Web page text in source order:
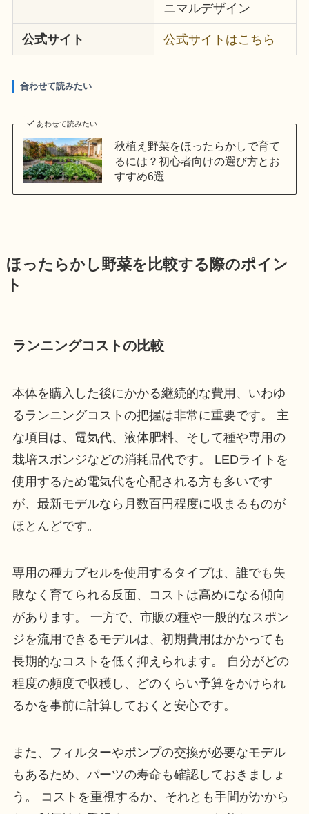
ニマルデザイン
公式サイト 公式サイトはこちら
合わせて読みたい
あわせて読みたい
秋植え野菜をほったらかしで育て
るには？初心者向けの選び方とお
すすめ6選
ほったらかし野菜を比較する際のポイン
ト
ランニングコストの比較
本体を購入した後にかかる継続的な費用、いわゆ
るランニングコストの把握は非常に重要です。 主
な項目は、電気代、液体肥料、そして種や専用の
栽培スポンジなどの消耗品代です。 LEDライトを
使用するため電気代を心配される方も多いです
が、最新モデルなら月数百円程度に収まるものが
ほとんどです。
専用の種カプセルを使用するタイプは、誰でも失
敗なく育てられる反面、コストは高めになる傾向
があります。 一方で、市販の種や一般的なスポン
ジを流用できるモデルは、初期費用はかかっても
長期的なコストを低く抑えられます。 自分がどの
程度の頻度で収穫し、どのくらい予算をかけられ
るかを事前に計算しておくと安心です。
また、フィルターやポンプの交換が必要なモデル
もあるため、パーツの寿命も確認しておきましょ
う。 コストを重視するか、それとも手間がかから